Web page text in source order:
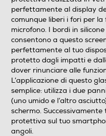
perfettamente al display
comunque liberi i fori per
microfono. I bordi in
consentono a questo
perfettamente al tuo
protetto dagli impatti e
dover rinunciare alle
L’applicazione di questo
semplice: utilizza i due
(uno umido e l’altro
schermo.
protettiva sul tuo
angoli.